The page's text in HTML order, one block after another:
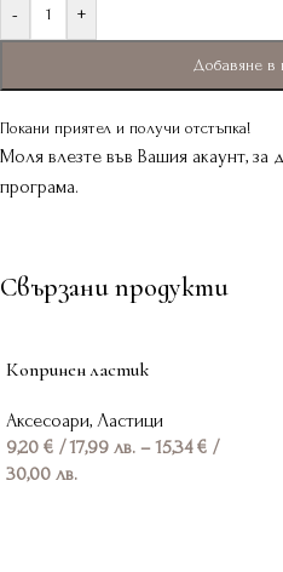
- +
Добавяне в
Покани приятел и получи отстъпка!
Моля влезте във Вашия акаунт, за
програма.
Свързани продукти
Копринен ластик
Аксесоари, Ластици
9,20 € / 17,99 лв. – 15,34€ /
30,00 лв.